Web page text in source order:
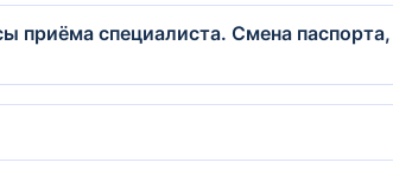
приёма специалиста. Смена паспорта,